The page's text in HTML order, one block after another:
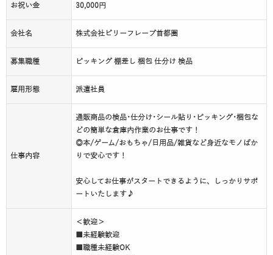
お祝い金 30,000円
会社名 株式会社ビリーフレーブ首都圏
募集職種 ピッキング 棚差し 梱包 仕分け 検品
雇用形態 派遣社員
仕事内容
通販商品の検品･仕分け･シール貼り･ピッキング･梱包な
どの簡単な倉庫内作業のお仕事です！
◎本/ゲーム/おもちゃ/日用品/雑貨など身近なモノばか
りで安心です！
安心してお仕事がスタートできるように、しっかりサポ
ートいたします♪
＜歓迎＞
■未経験歓迎
■職種未経験OK